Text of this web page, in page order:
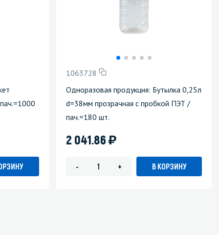
1063728
Одноразовая продукция: Бутылка 0,25л
d=38мм прозрачная с пробкой ПЭТ /
пач.=180 шт.
2 041.86)
- + В КОРЗИНУ